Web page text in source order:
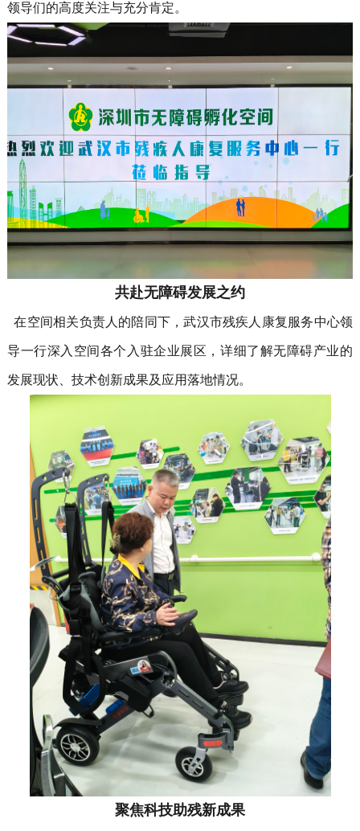
领导们的高度关注与充分肯定。
共赴无障碍发展之约
在空间相关负责人的陪同下，武汉市残疾人康复服务中心领
导一行深入空间各个入驻企业展区，详细了解无障碍产业的
发展现状、技术创新成果及应用落地情况。
聚焦科技助残新成果